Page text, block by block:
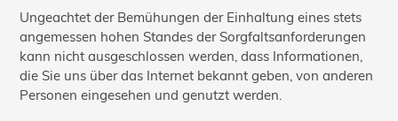
Ungeachtet der Bemühungen der Einhaltung eines stets
angemessen hohen Standes der Sorgfaltsanforderungen
kann nicht ausgeschlossen werden, dass Informationen,
die Sie uns über das Internet bekannt geben, von anderen
Personen eingesehen und genutzt werden.